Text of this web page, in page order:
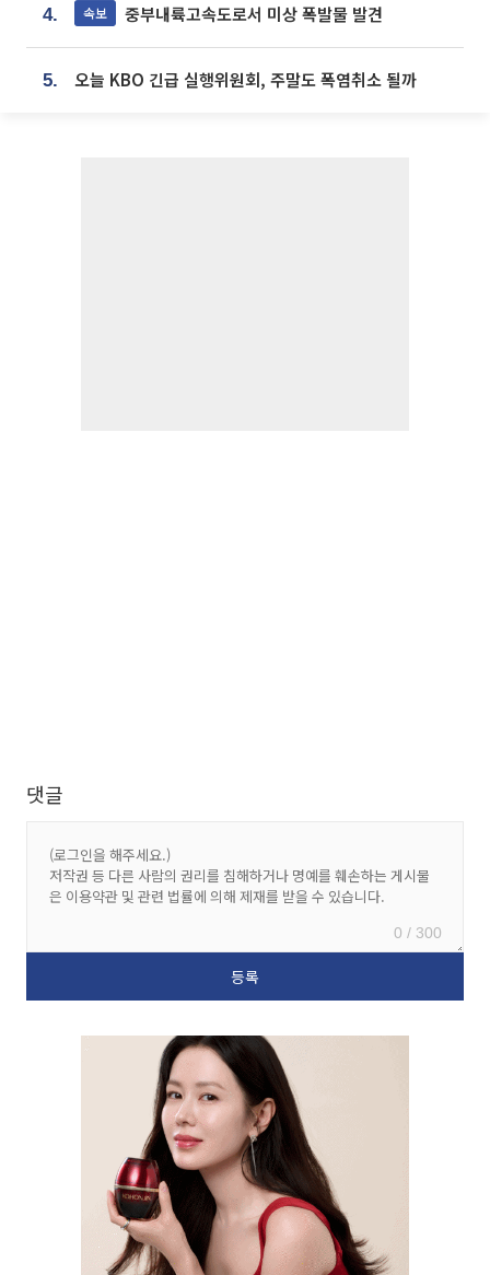
4. 속보 중부내륙고속도로서 미상 폭발물 발견
5. 오늘 KBO 긴급 실행위원회, 주말도 폭염취소 될까
댓글
0 / 300